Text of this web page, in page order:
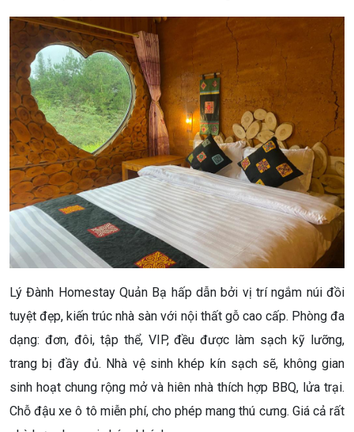
Lý Đành Homestay Quản Bạ hấp dẫn bởi vị trí ngắm núi đồi
tuyệt đẹp, kiến trúc nhà sàn với nội thất gỗ cao cấp. Phòng đa
dạng: đơn, đôi, tập thể, VIP, đều được làm sạch kỹ lưỡng,
trang bị đầy đủ. Nhà vệ sinh khép kín sạch sẽ, không gian
sinh hoạt chung rộng mở và hiên nhà thích hợp BBQ, lửa trại.
Chỗ đậu xe ô tô miễn phí, cho phép mang thú cưng. Giá cả rất